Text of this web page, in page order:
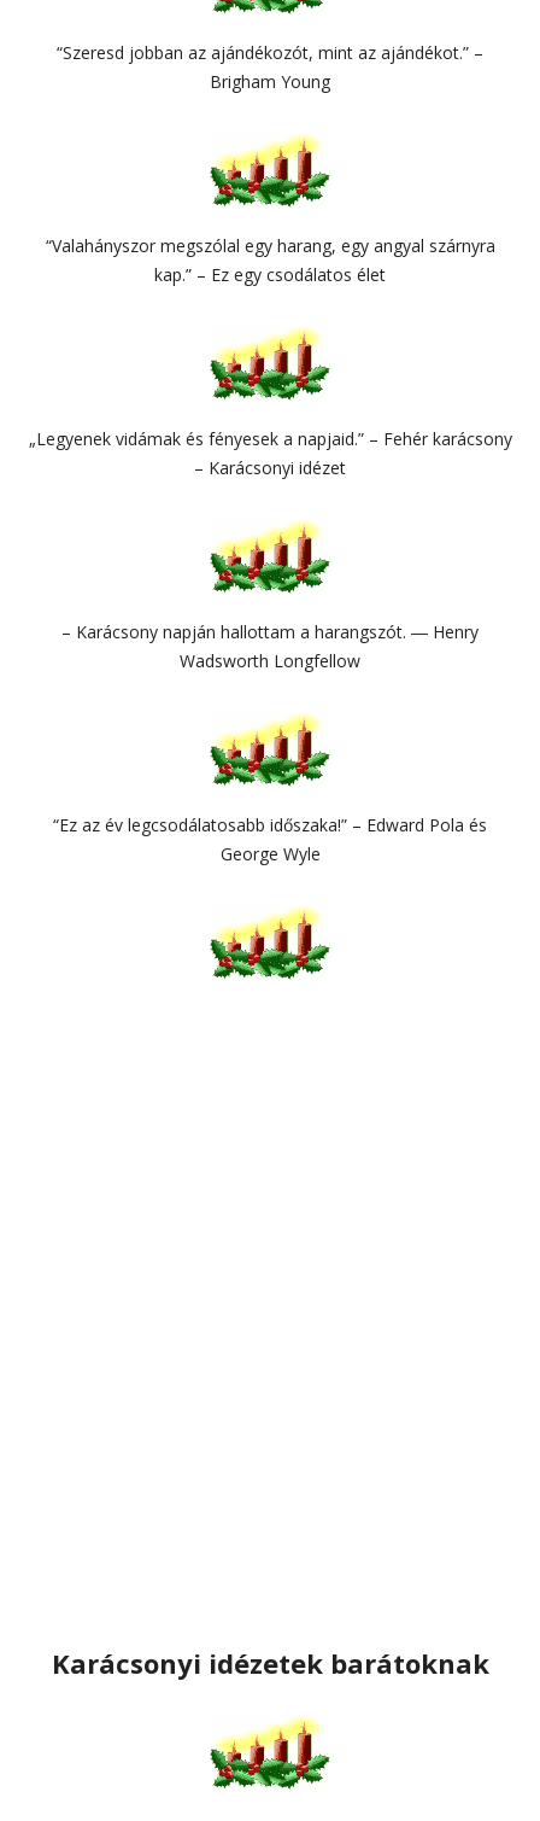
“Szeresd jobban az ajándékozót, mint az ajándékot.” –
Brigham Young
“Valahányszor megszólal egy harang, egy angyal szárnyra
kap.” – Ez egy csodálatos élet
„Legyenek vidámak és fényesek a napjaid.” – Fehér karácsony
– Karácsonyi idézet
– Karácsony napján hallottam a harangszót. ― Henry
Wadsworth Longfellow
“Ez az év legcsodálatosabb időszaka!” – Edward Pola és
George Wyle
Karácsonyi idézetek barátoknak